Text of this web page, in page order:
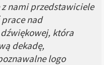
nami przedstawiciele
nad
która
dekadę,
logo